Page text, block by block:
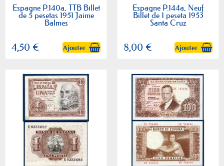
Espagne P.140a, TTB Billet
de 5 pesetas 1951 Jaime
Balmes
4,50 € Ajouter
Espagne P.144a, Neuf
Billet de 1 peseta 1953
Santa Cruz
8,00 € Ajouter